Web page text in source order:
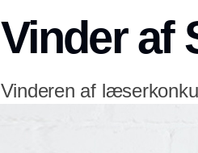
Vinder af
Vinderen af